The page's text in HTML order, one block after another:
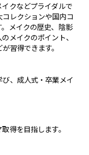
クなどプライダルで
レクションや国内コ
メイクの歴史、陰影
メイクのポイント、
習得できます。
、成人式・卒業メイ
得を目指します。